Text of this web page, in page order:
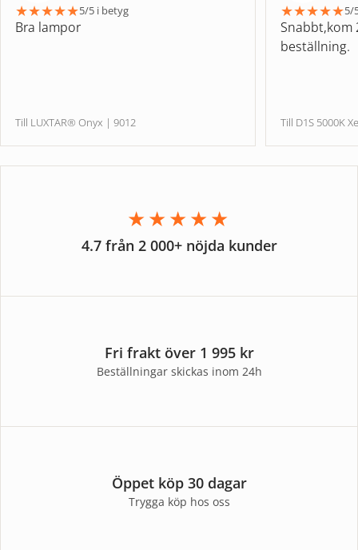
★★★★★5/5 i betyg
Bra lampor
Till LUXTAR® Onyx | 9012
★★★★★5/
Snabbt,kom
beställning.
Till D1S 5000K
★★★★★
4.7 från 2 000+ nöjda kunder
Fri frakt över 1 995 kr
Beställningar skickas inom 24h
Öppet köp 30 dagar
Trygga köp hos oss